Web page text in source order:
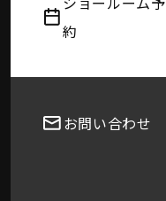
約
お問い合わせ